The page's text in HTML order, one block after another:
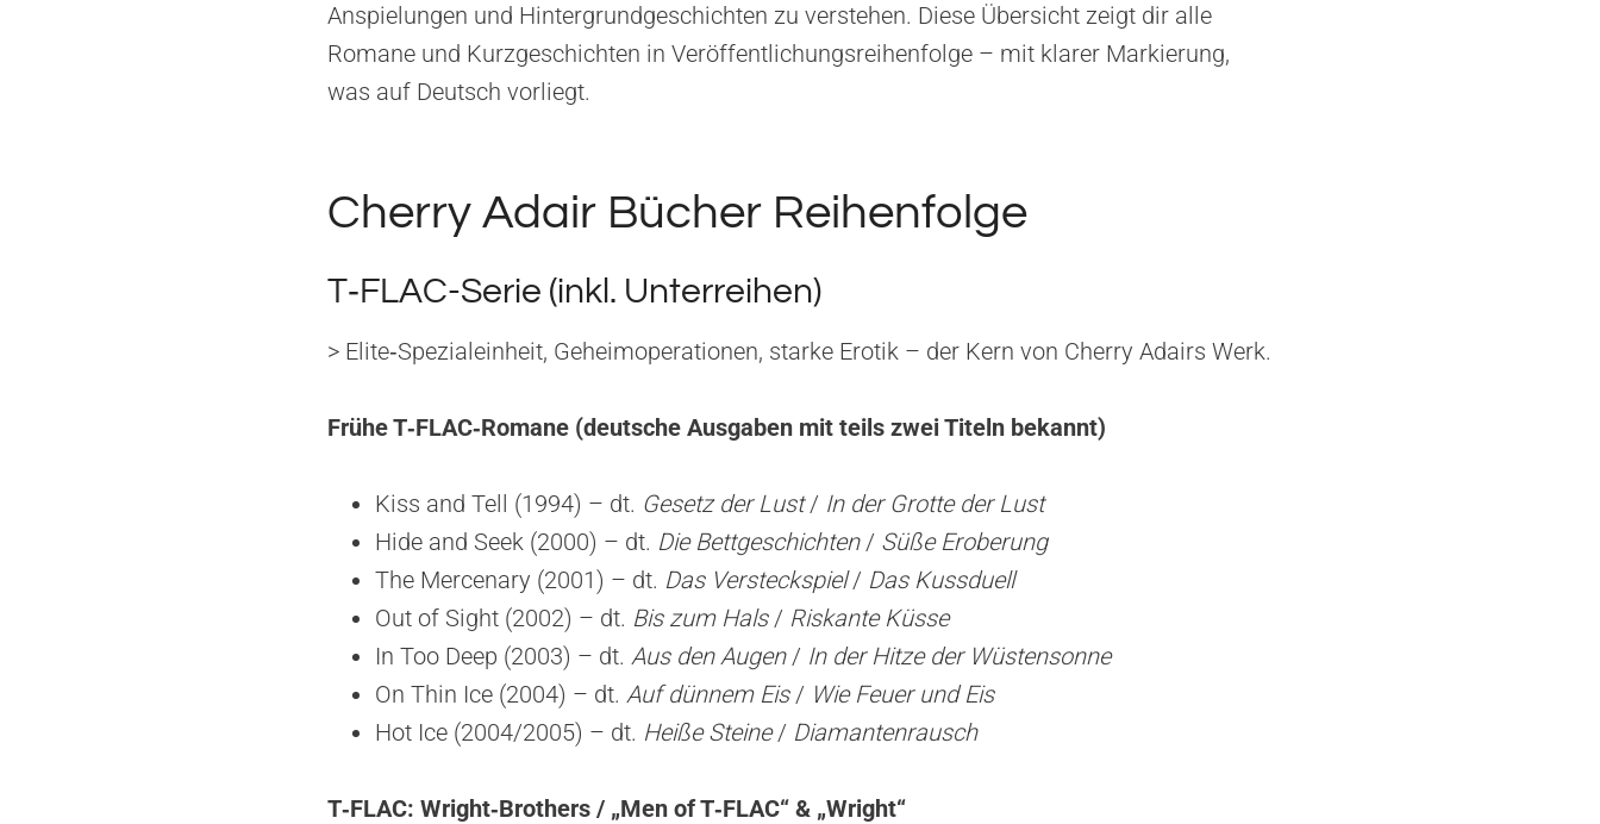
Anspielungen und Hintergrundgeschichten zu verstehen. Diese Übersicht zeigt dir alle
Romane und Kurzgeschichten in Veröffentlichungsreihenfolge – mit klarer Markierung,
was auf Deutsch vorliegt.
Cherry Adair Bücher Reihenfolge
T‑FLAC-Serie (inkl. Unterreihen)
> Elite‑Spezialeinheit, Geheimoperationen, starke Erotik – der Kern von Cherry Adairs Werk.
Frühe T‑FLAC‑Romane (deutsche Ausgaben mit teils zwei Titeln bekannt)
Kiss and Tell (1994) – dt. Gesetz der Lust/ In der Grotte der Lust
Hide and Seek (2000) – dt. Die Bettgeschichten/ Süße Eroberung
The Mercenary (2001) – dt. Das Versteckspiel/ Das Kussduell
Out of Sight (2002) – dt. Bis zum Hals/ Riskante Küsse
In Too Deep (2003) – dt. Aus den Augen/ In der Hitze der Wüstensonne
On Thin Ice (2004) – dt. Auf dünnem Eis/ Wie Feuer und Eis
Hot Ice (2004/2005) – dt. Heiße Steine/ Diamantenrausch
T‑FLAC: Wright‑Brothers / „Men of T‑FLAC“ & „Wright“